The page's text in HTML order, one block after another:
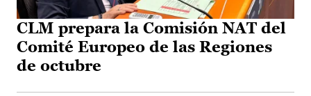
CLM prepara la Comisión NAT del
Comité Europeo de las Regiones
de octubre